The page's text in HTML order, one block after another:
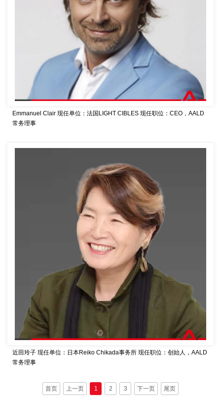
Emmanuel Clair 现任单位：法国LIGHT CIBLES 现任职位：CEO，AALD
常务理事
近田玲子 现任单位：日本Reiko Chikada事务所 现任职位：创始人，AALD
常务理事
首页 上一页 1 2 3 下一页 尾页